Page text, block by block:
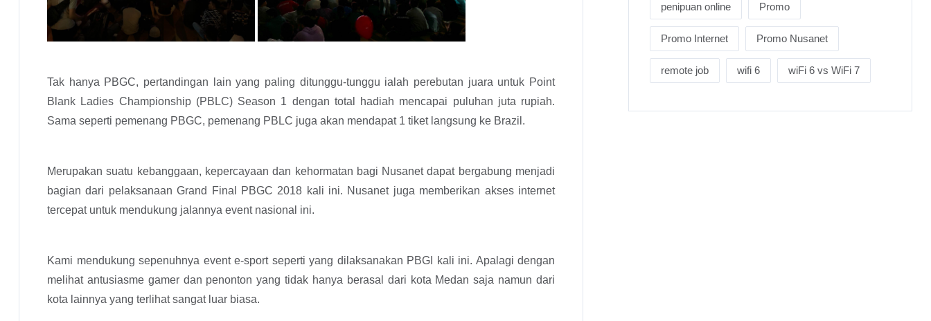
Tak hanya PBGC, pertandingan lain yang paling ditunggu-tunggu ialah perebutan juara untuk Point
Blank Ladies Championship (PBLC) Season 1 dengan total hadiah mencapai puluhan juta rupiah.
Sama seperti pemenang PBGC, pemenang PBLC juga akan mendapat 1 tiket langsung ke Brazil.
Merupakan suatu kebanggaan, kepercayaan dan kehormatan bagi Nusanet dapat bergabung menjadi
bagian dari pelaksanaan Grand Final PBGC 2018 kali ini. Nusanet juga memberikan akses internet
tercepat untuk mendukung jalannya event nasional ini.
Kami mendukung sepenuhnya event e-sport seperti yang dilaksanakan PBGI kali ini. Apalagi dengan
melihat antusiasme gamer dan penonton yang tidak hanya berasal dari kota Medan saja namun dari
kota lainnya yang terlihat sangat luar biasa.
penipuan online Promo
Promo Internet Promo Nusanet
remote job wifi 6 wiFi 6 vs WiFi 7